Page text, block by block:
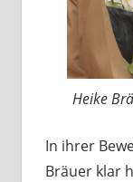
Heike
In ihrer
Bräuer klar